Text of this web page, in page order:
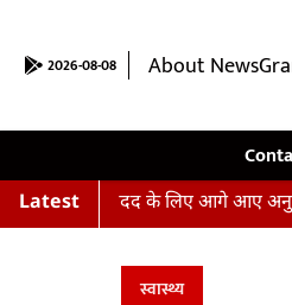
2026-08-08 About
Latestकी मदद के लिए आगे आए अनुपम
स्वास्थ्य